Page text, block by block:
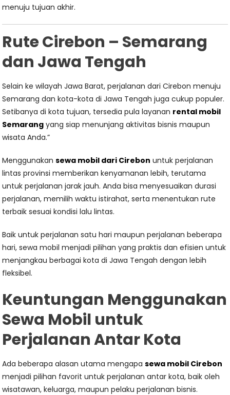
menuju tujuan akhir.
Rute Cirebon – Semarang
dan Jawa Tengah
Selain ke wilayah Jawa Barat, perjalanan dari Cirebon menuju
Semarang dan kota-kota di Jawa Tengah juga cukup populer.
Setibanya di kota tujuan, tersedia pula layanan rental mobil
Semarang yang siap menunjang aktivitas bisnis maupun
wisata Anda.”
Menggunakansewa mobil dari Cirebon untuk perjalanan
lintas provinsi memberikan kenyamanan lebih, terutama
untuk perjalanan jarak jauh. Anda bisa menyesuaikan durasi
perjalanan, memilih waktu istirahat, serta menentukan rute
terbaik sesuai kondisi lalu lintas.
Baik untuk perjalanan satu hari maupun perjalanan beberapa
hari, sewa mobil menjadi pilihan yang praktis dan efisien untuk
menjangkau berbagai kota di Jawa Tengah dengan lebih
fleksibel.
Keuntungan Menggunakan
Sewa Mobil untuk
Perjalanan Antar Kota
Ada beberapa alasan utama mengapasewa mobil Cirebon
menjadi pilihan favorit untuk perjalanan antar kota, baik oleh
wisatawan, keluarga, maupun pelaku perjalanan bisnis.